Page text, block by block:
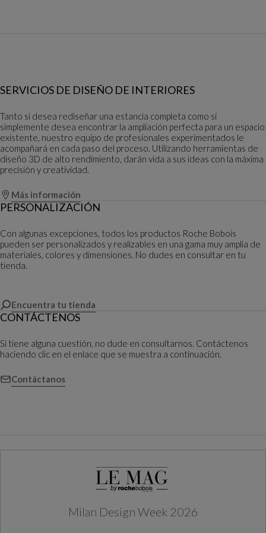
SERVICIOS DE DISEÑO DE INTERIORES
Tanto si desea rediseñar una estancia completa como si
simplemente desea encontrar la ampliación perfecta para un espacio
existente, nuestro equipo de profesionales experimentados le
acompañará en cada paso del proceso. Utilizando herramientas de
diseño 3D de alto rendimiento, darán vida a sus ideas con la máxima
precisión y creatividad.
Más información
PERSONALIZACIÓN
Con algunas excepciones, todos los productos Roche Bobois
pueden ser personalizados y realizables en una gama muy amplia de
materiales, colores y dimensiones. No dudes en consultar en tu
tienda.
Encuentra tu tienda
CONTÁCTENOS
Si tiene alguna cuestión, no dude en consultarnos. Contáctenos
haciendo clic en el enlace que se muestra a continuación.
Contáctanos
Milan Design Week 2026